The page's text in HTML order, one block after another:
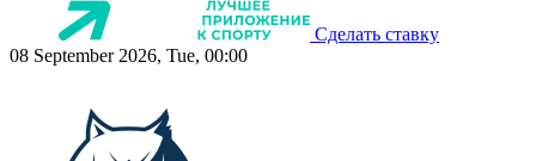
Сделать ставку
08 September 2026, Tue, 00:00